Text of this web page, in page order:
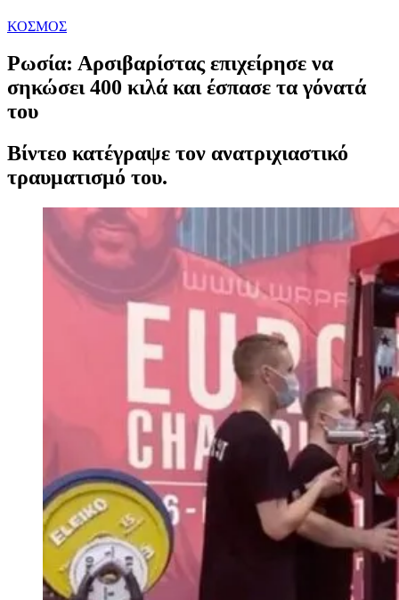
ΚΟΣΜΟΣ
Ρωσία: Αρσιβαρίστας επιχείρησε να
σηκώσει 400 κιλά και έσπασε τα γόνατά
του
Βίντεο κατέγραψε τον ανατριχιαστικό
τραυματισμό του.